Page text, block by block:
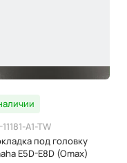
A1-TW
под головку
E5D-E8D (Omax)